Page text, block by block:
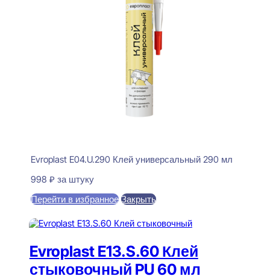
Evroplast E04.U.290 Клей универсальный 290 мл
998 ₽ за штуку
Перейти в избранное Закрыть
Evroplast E13.S.60 Клей
стыковочный PU 60 мл